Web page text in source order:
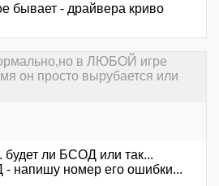
бывает - драйвера криво
в ЛЮБОЙ игре
он просто вырубается или
будет ли БСОД или так...
напишу номер его ошибки...